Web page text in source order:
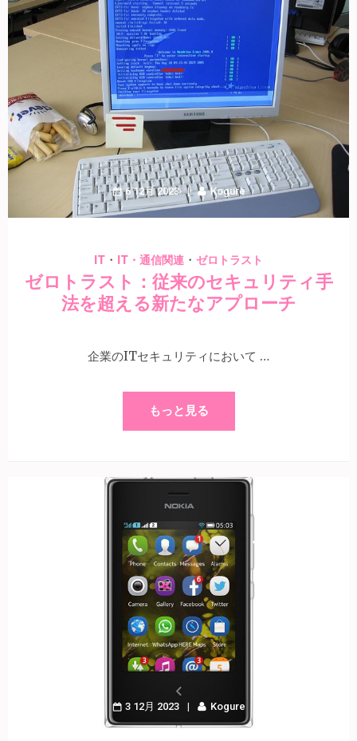
6 12月 2023 Kogure
IT ・ IT・通信関連 ・ ゼロトラスト
ゼロトラスト：従来のセキュリティ手
法を超える新たなアプローチ
企業のITセキュリティにおいて …
もっと見る
3 12月 2023 Kogure